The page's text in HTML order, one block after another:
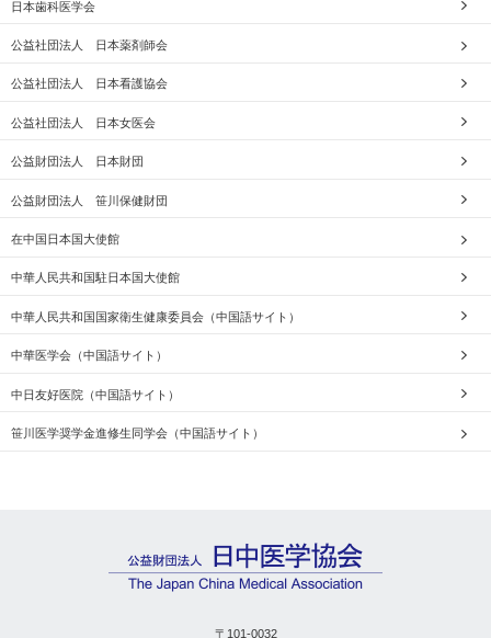
日本歯科医学会
公益社団法人 日本薬剤師会
公益社団法人 日本看護協会
公益社団法人 日本女医会
公益財団法人 日本財団
公益財団法人 笹川保健財団
在中国日本国大使館
中華人民共和国駐日本国大使館
中華人民共和国国家衛生健康委員会（中国語サイト）
中華医学会（中国語サイト）
中日友好医院（中国語サイト）
笹川医学奨学金進修生同学会（中国語サイト）
〒101-0032